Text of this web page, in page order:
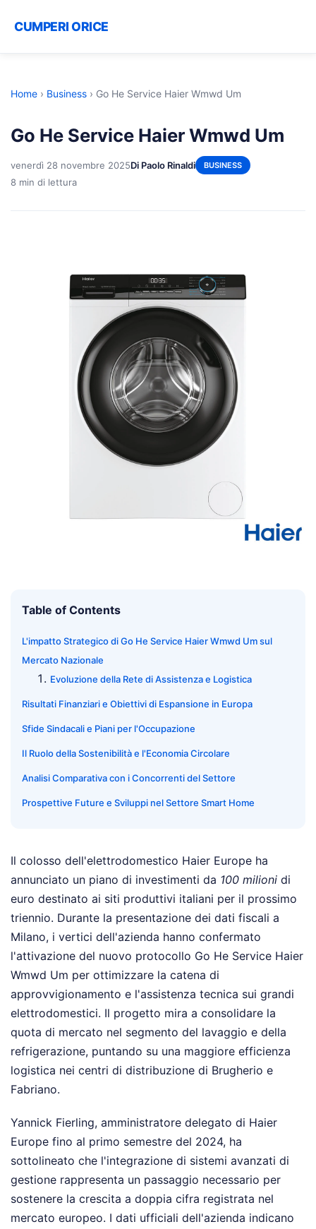
CUMPERI ORICE
Home › Business › Go He Service Haier Wmwd Um
Go He Service Haier Wmwd Um
venerdì 28 novembre 2025Di Paolo Rinaldi BUSINESS
8 min di lettura
Table of Contents
L'impatto Strategico di Go He Service Haier Wmwd Um sul
Mercato Nazionale
Evoluzione della Rete di Assistenza e Logistica
Risultati Finanziari e Obiettivi di Espansione in Europa
Sfide Sindacali e Piani per l'Occupazione
Il Ruolo della Sostenibilità e l'Economia Circolare
Analisi Comparativa con i Concorrenti del Settore
Prospettive Future e Sviluppi nel Settore Smart Home
Il colosso dell'elettrodomestico Haier Europe ha
annunciato un piano di investimenti da 100 milioni di
euro destinato ai siti produttivi italiani per il prossimo
triennio. Durante la presentazione dei dati fiscali a
Milano, i vertici dell'azienda hanno confermato
l'attivazione del nuovo protocollo Go He Service Haier
Wmwd Um per ottimizzare la catena di
approvvigionamento e l'assistenza tecnica sui grandi
elettrodomestici. Il progetto mira a consolidare la
quota di mercato nel segmento del lavaggio e della
refrigerazione, puntando su una maggiore efficienza
logistica nei centri di distribuzione di Brugherio e
Fabriano.
Yannick Fierling, amministratore delegato di Haier
Europe fino al primo semestre del 2024, ha
sottolineato che l'integrazione di sistemi avanzati di
gestione rappresenta un passaggio necessario per
sostenere la crescita a doppia cifra registrata nel
mercato europeo. I dati ufficiali dell'azienda indicano